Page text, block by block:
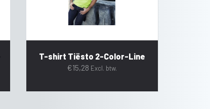
T-shirt Tiësto 2-Color-Line
€15,28 Excl. btw.